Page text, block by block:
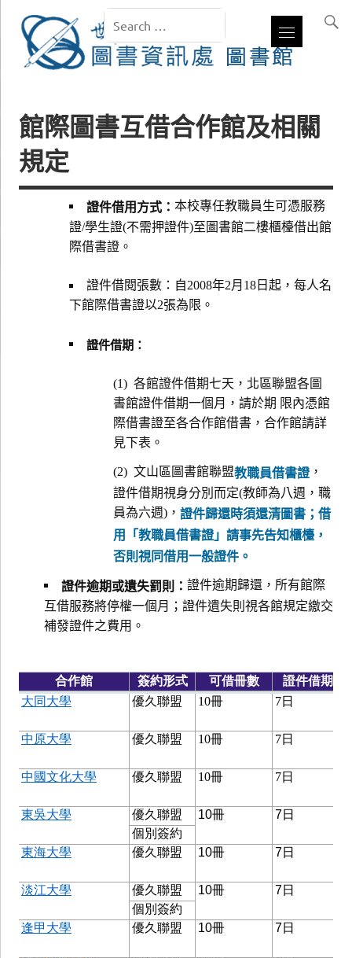
館際圖書互借合作館及相關
規定
證件借用方式： 本校專任教職員生可憑服務
證/學生證(不需押證件)至圖書館二樓櫃檯借出館
際借書證。
證件借閱張數：自2008年2月18日起，每人名
下館際借書證以2張為限。
證件借期：
(1) 各館證件借期七天，北區聯盟各圖
書館證件借期一個月，請於期 限內憑館
際借書證至各合作館借書，合作館請詳
見下表。
(2) 文山區圖書館聯盟教職員借書證，
證件借期視身分別而定(教師為八週，職
員為六週)， 證件歸還時須還清圖書；借
用「教職員借書證」請事先告知櫃檯，
否則視同借用一般證件。
證件逾期或遺失罰則： 證件逾期歸還，所有館際
互借服務將停權一個月；證件遺失則視各館規定繳交
補發證件之費用。